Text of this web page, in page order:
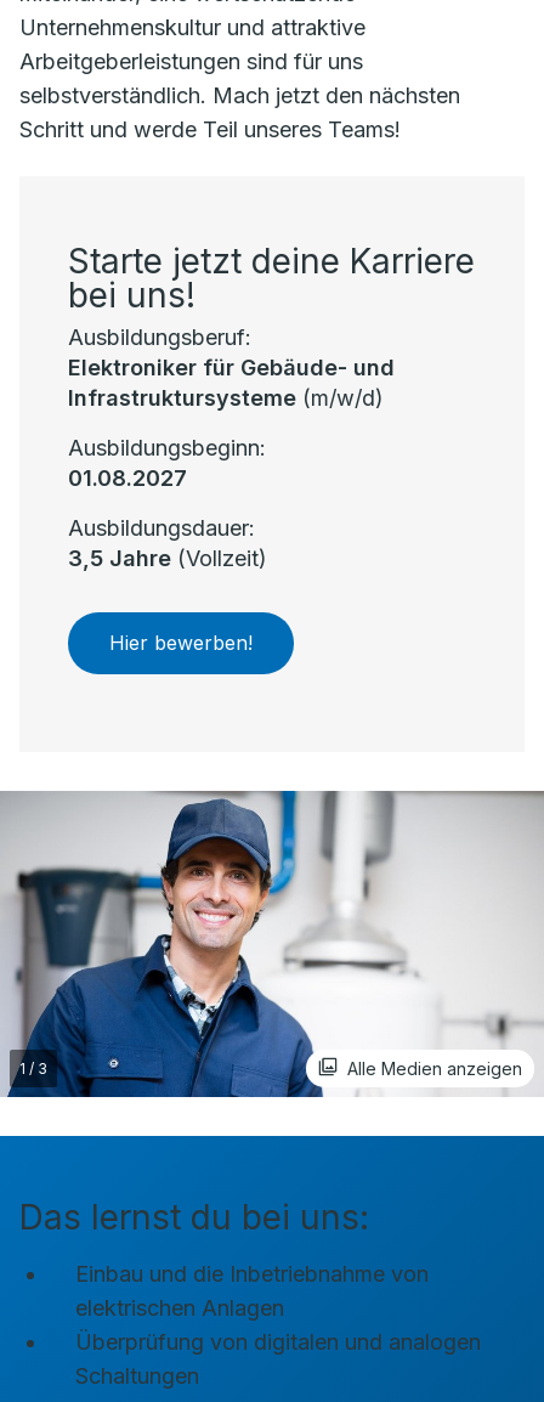
Unternehmenskultur und attraktive
Arbeitgeberleistungen sind für uns
selbstverständlich. Mach jetzt den nächsten
Schritt und werde Teil unseres Teams!
Starte jetzt deine Karriere
bei uns!
Ausbildungsberuf:
Elektroniker für Gebäude- und
Infrastruktursysteme (m/w/d)
Ausbildungsbeginn:
01.08.2027
Ausbildungsdauer:
3,5 Jahre (Vollzeit)
Hier bewerben!
Alle Medien anzeigen
Das lernst du bei uns:
Einbau und die Inbetriebnahme von
elektrischen Anlagen
Überprüfung von digitalen und analogen
Schaltungen